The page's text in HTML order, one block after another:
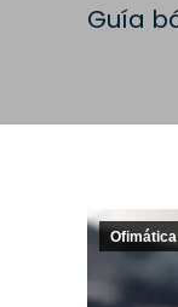
Guía
Ofimática